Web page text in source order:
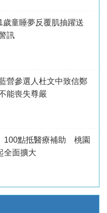
童睡夢反覆肌抽躍送
訊
營參選人杜文中致信鄭
能喪失尊嚴
100點抵醫療補助 桃園
全面擴大